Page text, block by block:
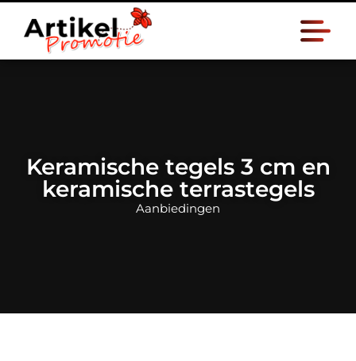
Keramische tegels 3 cm en
keramische terrastegels
Aanbiedingen